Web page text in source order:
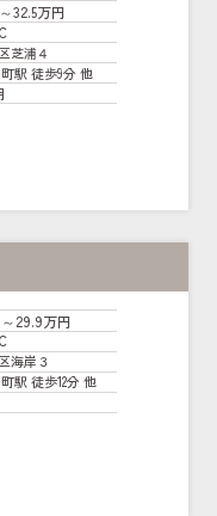
32.5万円
芝浦４
駅 徒歩9分 他
29.9万円
海岸３
駅 徒歩12分 他